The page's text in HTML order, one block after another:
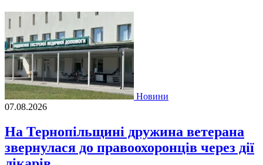
Новини
07.08.2026
На Тернопільщині дружина ветерана
звернулася до правоохоронців через дії